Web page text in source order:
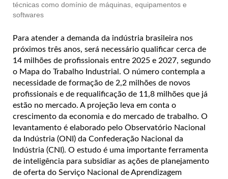
técnicas como domínio de máquinas, equipamentos e
softwares
Para atender a demanda da indústria brasileira nos
próximos três anos, será necessário qualificar cerca de
14 milhões de profissionais entre 2025 e 2027, segundo
o Mapa do Trabalho Industrial. O número contempla a
necessidade de formação de 2,2 milhões de novos
profissionais e de requalificação de 11,8 milhões que já
estão no mercado. A projeção leva em conta o
crescimento da economia e do mercado de trabalho. O
levantamento é elaborado pelo Observatório Nacional
da Indústria (ONI) da Confederação Nacional da
Indústria (CNI). O estudo é uma importante ferramenta
de inteligência para subsidiar as ações de planejamento
de oferta do Serviço Nacional de Aprendizagem